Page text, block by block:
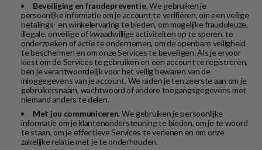
Beveiliging en fraudepreventie.We gebruiken je
persoonlijke informatie om je account te verifiëren, om een veilige
betalings- en winkelervaring te bieden, om mogelijke frauduleuze,
illegale, onveilige of kwaadwillige activiteiten op te sporen, te
onderzoeken of actie te ondernemen, om de openbare veiligheid
te beschermen en om onze Services te beveiligen. Als je ervoor
kiest om de Services te gebruiken en een account te registreren,
ben je verantwoordelijk voor het veilig bewaren van de
inloggegevens van je account. We raden je ten zeerste aan om je
gebruikersnaam, wachtwoord of andere toegangsgegevens met
niemand anders te delen.
Met jou communiceren.We gebruiken je persoonlijke
informatie om je klantenondersteuning te bieden, om je te woord
te staan, om je effectieve Services te verlenen en om onze
zakelijke relatie met je te onderhouden.